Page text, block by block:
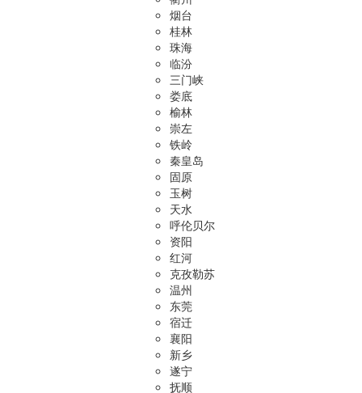
烟台
桂林
珠海
临汾
三门峡
娄底
榆林
崇左
铁岭
秦皇岛
固原
玉树
天水
呼伦贝尔
资阳
红河
克孜勒苏
温州
东莞
宿迁
襄阳
新乡
遂宁
抚顺